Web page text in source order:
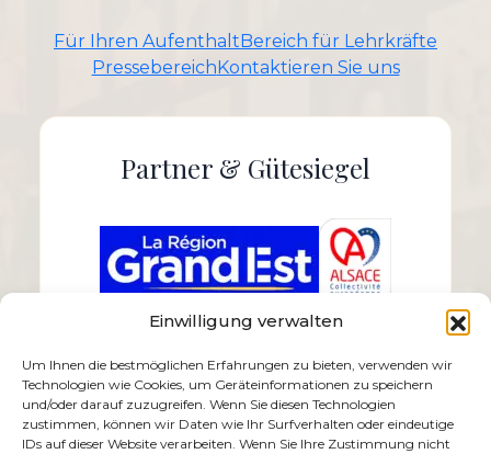
Einwilligung verwalten
Um Ihnen die bestmöglichen Erfahrungen zu bieten, verwenden wir
Technologien wie Cookies, um Geräteinformationen zu speichern
und/oder darauf zuzugreifen. Wenn Sie diesen Technologien
zustimmen, können wir Daten wie Ihr Surfverhalten oder eindeutige
IDs auf dieser Website verarbeiten. Wenn Sie Ihre Zustimmung nicht
Für Ihren Aufenthalt Bereich für Lehrkräfte
Pressebereich Kontaktieren Sie uns
Partner & Gütesiegel